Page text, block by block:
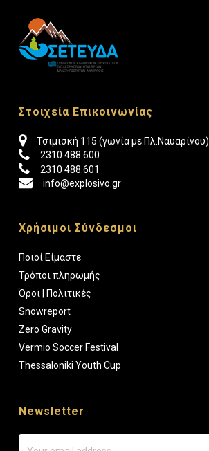
Στοιχεία Επικοινωνίας
Τσιμισκή 115 (γωνία με Πλ.Ναυαρίνου)
2310 488.600
2310 488.601
info@explosivo.gr
Χρήσιμοι Σύνδεσμοι
Ποιοί Είμαστε
Τρόποι πληρωμής
Όροι | Πολιτικές
Snowreport
Zero Gravity
Vermio Soccer Festival
Thessaloniki Youth Cup
Newsletter